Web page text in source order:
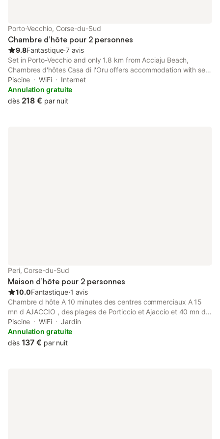
Porto-Vecchio, Corse-du-Sud
Chambre d’hôte pour 2 personnes
9.8Fantastique⋅7 avis
Set in Porto-Vecchio and only 1.8 km from Acciaju Beach,
Chambres d'hôtes Casa di l'Oru offers accommodation with sea
views, free WiFi and free private parking. The property features
mountain and pool views, and is 8 km from Porto Vecchio Port.
Piscine WiFi
Internet
Annulation gratuite
dès 218 € par nuit
Peri, Corse-du-Sud
Maison d’hôte pour 2 personnes
10.0Fantastique⋅1 avis
Chambre d hôte A 10 minutes des centres commerciaux A 15
mn d AJACCIO , des plages de Porticcio et Ajaccio et 40 mn de
la montagne de Vizzavona Restaurant pizzeria à 5 minutes
Tranquillité absolue, piscine, jacuzzi , terrain de pétanque et
table de Ping pong à la campagne
Piscine WiFi
Jardin
Annulation gratuite
dès 137 € par nuit